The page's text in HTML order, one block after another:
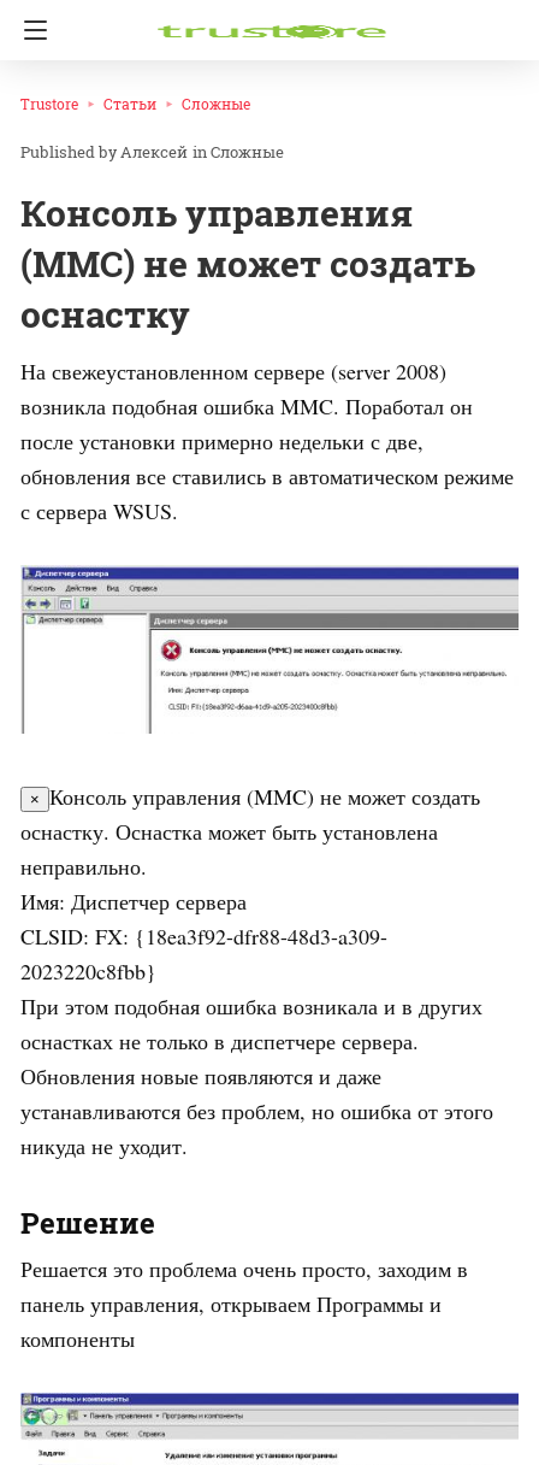
Trustore Статьи Сложные
Алексей inСложные
Консоль управления
(MMC) не может создать
оснастку
На свежеустановленном сервере (server 2008)
возникла подобная ошибка MMC. Поработал он
после установки примерно недельки с две,
обновления все ставились в автоматическом режиме
с сервера WSUS.
× Консоль управления (MMC) не может создать
оснастку. Оснастка может быть установлена
неправильно.
Имя: Диспетчер сервера
CLSID: FX: {18ea3f92-dfr88-48d3-a309-
2023220c8fbb}
При этом подобная ошибка возникала и в других
оснастках не только в диспетчере сервера.
Обновления новые появляются и даже
устанавливаются без проблем, но ошибка от этого
никуда не уходит.
Решение
Решается это проблема очень просто, заходим в
панель управления, открываем Программы и
компоненты